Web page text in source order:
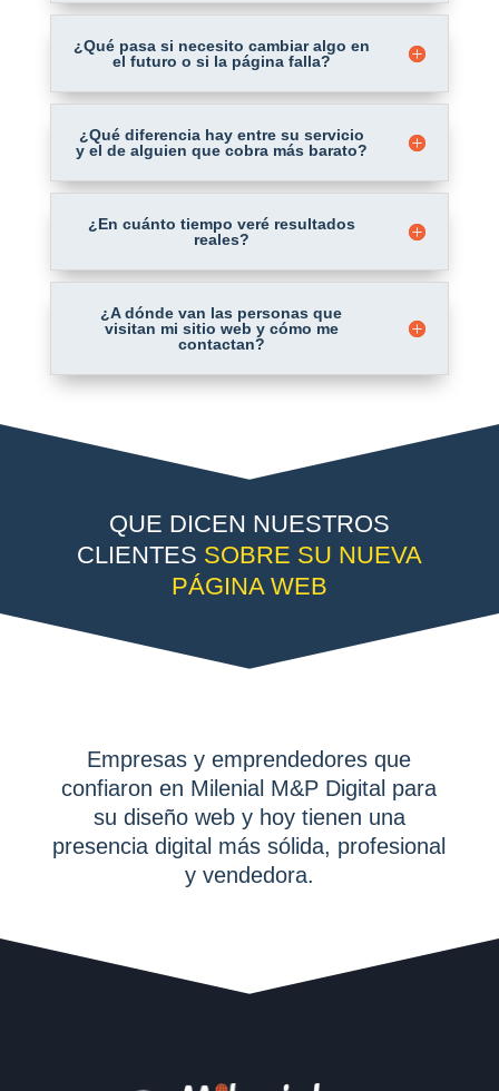
¿Qué pasa si necesito cambiar algo en
el futuro o si la página falla?
¿Qué diferencia hay entre su servicio
y el de alguien que cobra más barato?
¿En cuánto tiempo veré resultados
reales?
¿A dónde van las personas que
visitan mi sitio web y cómo me
contactan?
QUE DICEN NUESTROS
CLIENTES SOBRE SU NUEVA
PÁGINA WEB
Empresas y emprendedores que
confiaron en Milenial M&P Digital para
su diseño web y hoy tienen una
presencia digital más sólida, profesional
y vendedora.